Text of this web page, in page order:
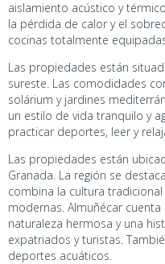
aislamiento acústico y
la pérdida de calor y el
cocinas totalmente
Las propiedades están
sureste. Las comodidades
solárium y jardines
un estilo de vida tranquilo y
practicar deportes, leer y
Las propiedades están
Granada. La región se
combina la cultura
modernas. Almuñécar
naturaleza hermosa y una
expatriados y turistas.
deportes acuáticos.